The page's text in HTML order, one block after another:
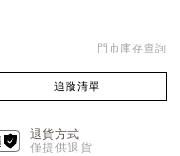
門市庫存查詢
追蹤清單
退貨方式
僅提供退貨